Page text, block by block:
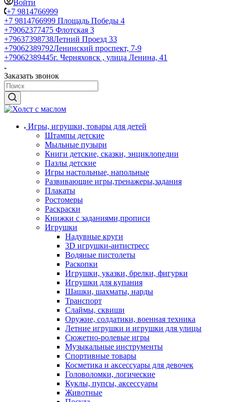
Войти
+7 9814766999
+7 9814766999 Площадь Победы 4
+79062377475 Флотская 3
+79637398738Летний Проезд 33
+79062389792Ленинский проспект, 7-9
+79062389445г. Черняховск , улица Ленина, 41
Заказать звонок
Игры, игрушки, товары для детей
Штампы детские
Мыльные пузыри
Книги детские, сказки, энциклопедии
Пазлы детские
Игры настольные, напольные
Развивающие игры,тренажеры,задания
Плакаты
Ростомеры
Раскраски
Книжки с заданиями,прописи
Игрушки
Надувные круги
3D игрушки-антистресс
Водяные пистолеты
Раскопки
Игрушки, указки, брелки, фигурки
Игрушки для купания
Шашки, шахматы, нарды
Транспорт
Слаймы, сквиши
Оружие, солдатики, военная техника
Летние игрушки и игрушки для улицы
Сюжетно-ролевые игры
Музыкальные инструменты
Спортивные товары
Косметика и аксессуары для девочек
Головоломки, логические
Куклы, пупсы, аксессуары
Животные